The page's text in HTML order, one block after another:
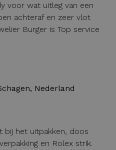
voor wat uitleg van een
achteraf en zeer vlot
Burger is Top service
Nederland
bij het uitpakken, doos
en Rolex strik.